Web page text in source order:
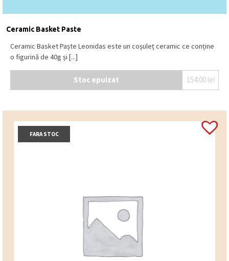
Ceramic Basket Paste
Ceramic Basket Paște Leonidas este un coșuleț ceramic ce conține
o figurină de 40g și [...]
Stoc epuizat 154.00 lei
FARA STOC